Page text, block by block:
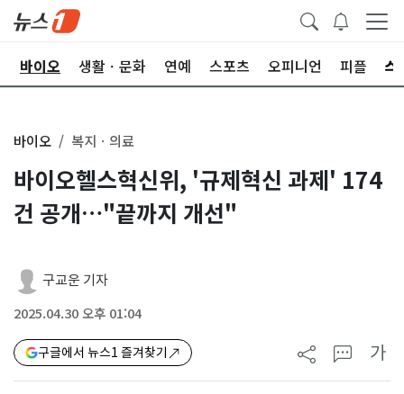
바이오 생활ㆍ문화 연예 스포츠 오피니언 피플
바이오 복지ㆍ의료
바이오헬스혁신위, '규제혁신 과제' 174
건 공개…"끝까지 개선"
구교운 기자
2025.04.30 오후 01:04
구글에서 뉴스1 즐겨찾기 가